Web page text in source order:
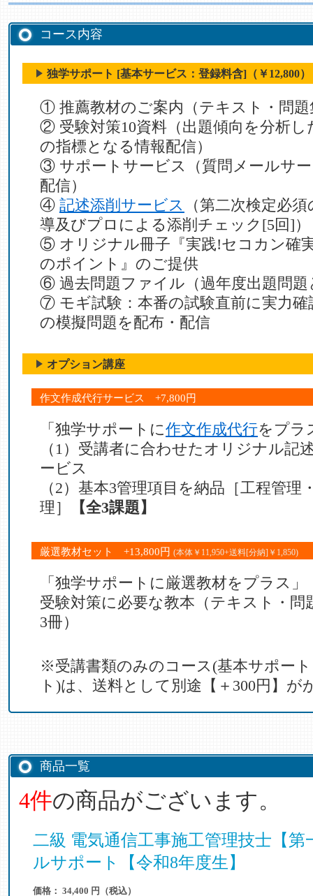
コース内容
独学サポート [基本サービス：登録料含]（￥12,800）
① 推薦教材のご案内（テキスト・問題
② 受験対策10資料（出題傾向を分析し
の指標となる情報配信）
③ サポートサービス（質問メールサ
配信）
④ 記述添削サービス
（第二次検定必
導及びプロによる添削チェック[5回]）
⑤ オリジナル冊子『実践!セコカン確
のポイント』のご提供
⑥ 過去問題ファイル（過年度出題問題
⑦ モギ試験：本番の試験直前に実力確
の模擬問題を配布・配信
オプション講座
作文作成代行サービス +7,800円
「独学サポートに作文作成代行をプラ
（1）受講者に合わせたオリジナル記
ービス
（2）基本3管理項目を納品［工程管理
理］
【全3課題】
厳選教材セット +13,800円 (本体￥11,950+送料[分納]￥1,850)
「独学サポートに厳選教材をプラス」
受験対策に必要な教本（テキスト・問
3冊）
※受講書類のみのコース(基本サポー
ト)は、送料として別途【＋300円】が
商品一覧
4件の商品がございます。
二級 電気通信工事施工管理技士【第
ルサポート【令和8年度生】
価格： 34,400 円（税込）